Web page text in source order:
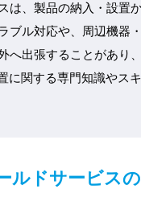
は、製品の納入・設置
ブル対応や、周辺機器
へ出張することがあり
に関する専門知識やス
ルドサービス